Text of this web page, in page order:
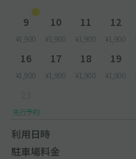
9
¥1,900
10
¥1,900
11
¥1,900
12
¥1,900
16
¥1,900
17
¥1,900
18
¥1,900
19
¥1,900
先行予約
利用日時
駐車場料金